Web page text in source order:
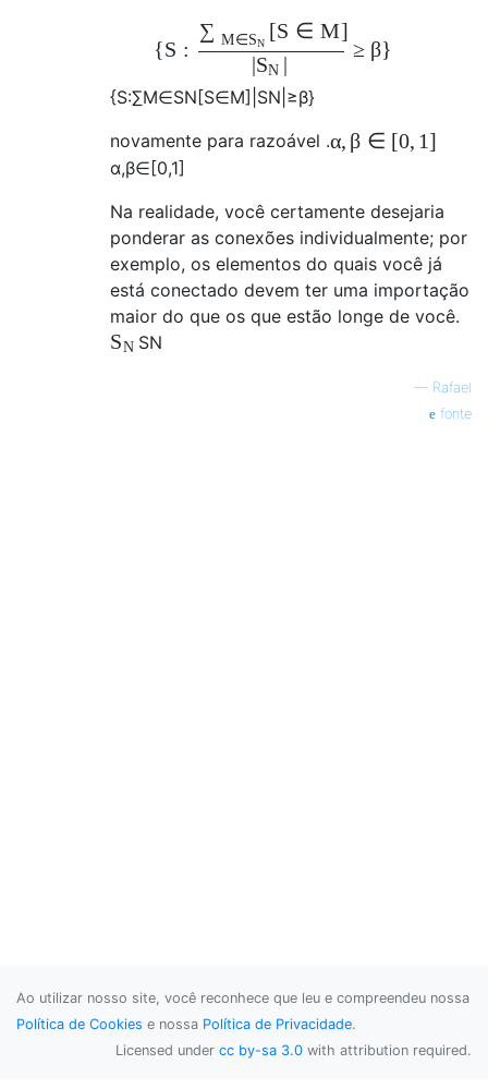
{S :
∑ M∈SN
[S ∈ M]
SN
≥ β}
{S:∑M∈SN [S∈M] SN ≥β}
novamente para razoável .α, β ∈ [0, 1]
α,β∈[0,1]
Na realidade, você certamente desejaria
ponderar as conexões individualmente; por
exemplo, os elementos do quais você já
está conectado devem ter uma importação
maior do que os que estão longe de você.
SN SN
— Rafael
fonte
Ao utilizar nosso site, você reconhece que leu e compreendeu nossa
Política de Cookies e nossa Política de Privacidade.
Licensed under cc by-sa 3.0 with attribution required.